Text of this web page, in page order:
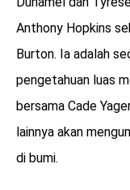
Anthony Hopkins
Burton. Ia adalah
pengetahuan luas
bersama Cade
lainnya akan
di bumi.